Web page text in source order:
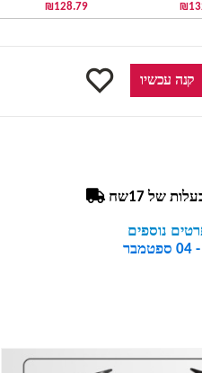
₪
₪ 128.79
קנה עכשיו
נוספים